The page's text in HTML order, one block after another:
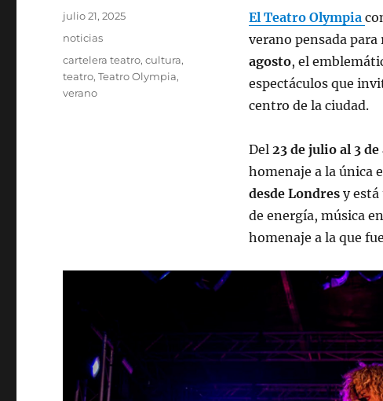
El Teatro Olympia
verano pensada
agosto, el
espectáculos que
centro de la ciudad.
Del 23 de julio al 3
homenaje a la única
desde Londresy está
de energía, música
homenaje a la que
Publicado
julio 21, 2025
Categorías
noticias
Etiquetas
cartelera teatro,cultura,
teatro,Teatro Olympia,
verano